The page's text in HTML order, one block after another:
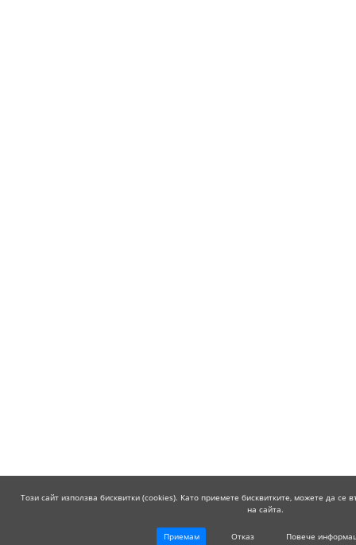
Този сайт използва бисквитки (cookies). Като приемете бисквитките, можете да се
на сайта.
Приемам Отказ Повече